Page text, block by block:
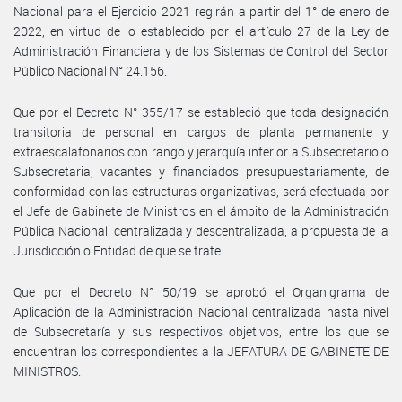
Nacional para el Ejercicio 2021 regirán a partir del 1° de enero de
2022, en virtud de lo establecido por el artículo 27 de la Ley de
Administración Financiera y de los Sistemas de Control del Sector
Público Nacional N° 24.156.
Que por el Decreto N° 355/17 se estableció que toda designación
transitoria de personal en cargos de planta permanente y
extraescalafonarios con rango y jerarquía inferior a Subsecretario o
Subsecretaria, vacantes y financiados presupuestariamente, de
conformidad con las estructuras organizativas, será efectuada por
el Jefe de Gabinete de Ministros en el ámbito de la Administración
Pública Nacional, centralizada y descentralizada, a propuesta de la
Jurisdicción o Entidad de que se trate.
Que por el Decreto N° 50/19 se aprobó el Organigrama de
Aplicación de la Administración Nacional centralizada hasta nivel
de Subsecretaría y sus respectivos objetivos, entre los que se
encuentran los correspondientes a la JEFATURA DE GABINETE DE
MINISTROS.